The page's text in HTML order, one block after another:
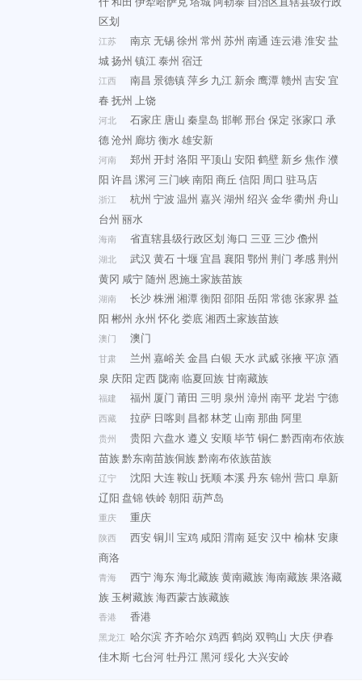
区划
江苏 南京无锡徐州 常州 苏州 南通 连云港淮安盐
城扬州 镇江泰州 宿迁
江西 南昌 景德镇萍乡 九江 新余鹰潭赣州 吉安宜
春 抚州 上饶
河北 石家庄 唐山 秦皇岛 邯郸邢台 保定 张家口 承
德沧州 廊坊衡水雄安新
河南 郑州 开封洛阳 平顶山 安阳 鹤壁 新乡焦作濮
阳 许昌 漯河三门峡南阳 商丘 信阳 周口 驻马店
浙江 杭州 宁波 温州 嘉兴湖州 绍兴金华衢州 舟山
台州 丽水
海南 省直辖县级行政区划 海口 三亚 三沙儋州
湖北 武汉 黄石十堰 宜昌 襄阳 鄂州 荆门 孝感荆州
黄冈 咸宁随州 恩施土家族苗族
湖南 长沙株洲 湘潭衡阳 邵阳 岳阳 常德张家界 益
阳 郴州 永州 怀化娄底湘西土家族苗族
澳门 澳门
甘肃 兰州 嘉峪关 金昌 白银 天水武威张掖平凉酒
泉 庆阳 定西陇南临夏回族甘南藏族
福建 福州 厦门 莆田 三明 泉州 漳州 南平龙岩宁德
西藏 拉萨 日喀则 昌都林芝 山南那曲 阿里
贵州 贵阳 六盘水遵义 安顺毕节铜仁黔西南布依族
苗族黔东南苗族侗族黔南布依族苗族
辽宁 沈阳 大连鞍山 抚顺本溪丹东锦州 营口 阜新
辽阳 盘锦铁岭朝阳 葫芦岛
重庆 重庆
陕西 西安铜川 宝鸡 咸阳 渭南延安汉中 榆林安康
商洛
青海 西宁海东海北藏族黄南藏族海南藏族果洛藏
族 玉树藏族海西蒙古族藏族
香港 香港
黑龙江 哈尔滨齐齐哈尔鸡西鹤岗 双鸭山 大庆伊春
佳木斯七台河牡丹江黑河绥化 大兴安岭